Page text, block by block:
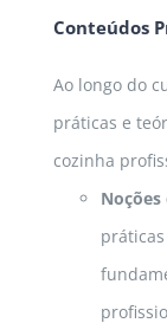
Conteúdos
Ao longo do
práticas e
cozinha
Noções